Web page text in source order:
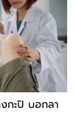
กะปิ บอกลา